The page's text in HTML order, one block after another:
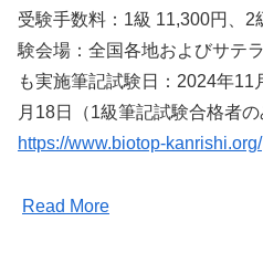
受験手数料：1級 11,300円、
験会場：全国各地およびサテ
も実施筆記試験日：2024年
月18日（1級筆記試験合格者の
https://www.biotop-kanrishi.org/
Read More